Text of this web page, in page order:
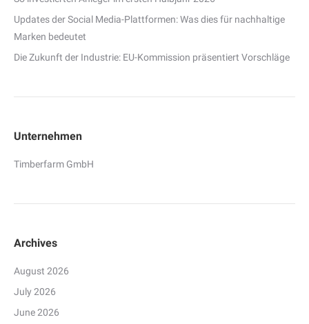
Updates der Social Media-Plattformen: Was dies für nachhaltige
Marken bedeutet
Die Zukunft der Industrie: EU-Kommission präsentiert Vorschläge
Unternehmen
Timberfarm GmbH
Archives
August 2026
July 2026
June 2026